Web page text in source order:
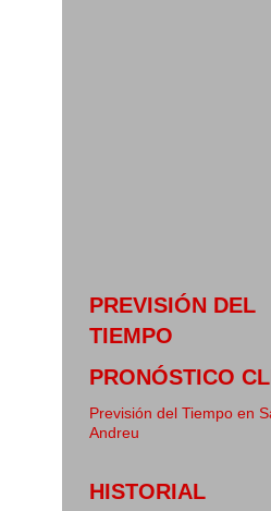
PREVISIÓN DEL
TIEMPO
PRONÓSTICO
Previsión del Tiempo en
Andreu
HISTORIAL